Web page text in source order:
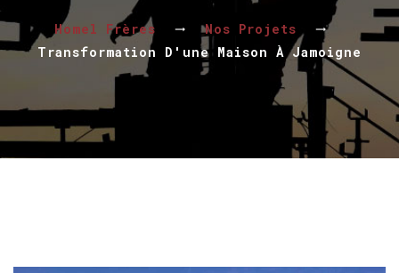
Homel Frères
Nos Projets
Transformation D'une Maison À Jamoigne